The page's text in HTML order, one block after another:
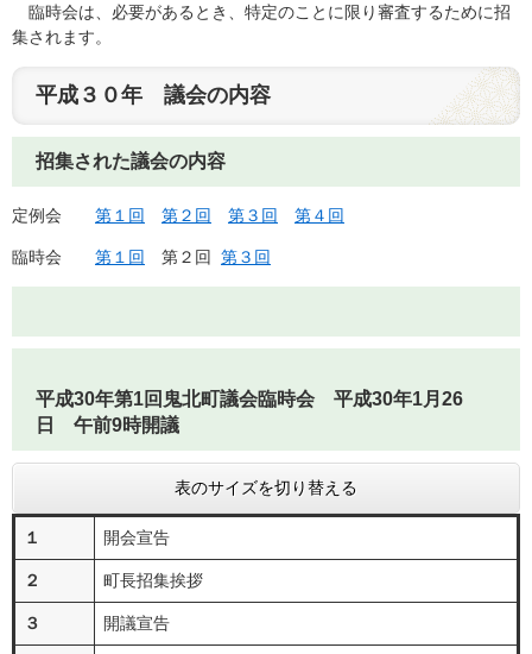
臨時会は、必要があるとき、特定のことに限り審査するために招
集されます。
平成３０年 議会の内容
招集された議会の内容
定例会 第１回 第２回 第３回 第４回
臨時会 第１回 第２回 第３回
平成30年第1回鬼北町議会臨時会 平成30年1月26
日 午前9時開議
表のサイズを切り替える
１ 開会宣告
２ 町長招集挨拶
３ 開議宣告